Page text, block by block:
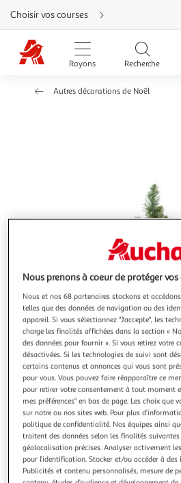
Aller
directement
au
contenu
Aller
directement
Aller
Choisir vos courses
Rayons Recherche
Autres décorations de Noël
FEERIC LIGHT &
Sapin de noël à poser
Informations Techniques : Dimensions : D. 26 x H. 27 cm
Matière : PVC Pieds : Métal
Sapin de Noël A Poser Nombre de
Branches : Manuel Nombre de
même Poids : 0,15 kg Couleur : Vert
En savoir +
Vendu par Paris Prix
Livr. ou retrait dès 3/4 jours
Nous prenons à coeur de protéger vos
Nous et nos 68 partenaires stockons et
telles que des données de navigation ou des
appareil. Si vous sélectionnez "J'accepte", les
charge les finalités affichées dans la section «
des données pour fournir ». Si vous retirez votre
désactivées. Si les technologies de suivi sont
certains contenus et annonces qui vous sont
pour vous. Vous pouvez faire réapparaître ce
pour retirer votre consentement à tout moment
mes préférences" en bas de page. Les choix
sur notre ou nos sites web. Pour plus
politique de confidentialité. Nos équipes ainsi
traitent des données selon les finalités
géolocalisation précises. Analyser activement
pour l’identification. Stocker et/ou accéder à
Publicités et contenu personnalisés, mesure de